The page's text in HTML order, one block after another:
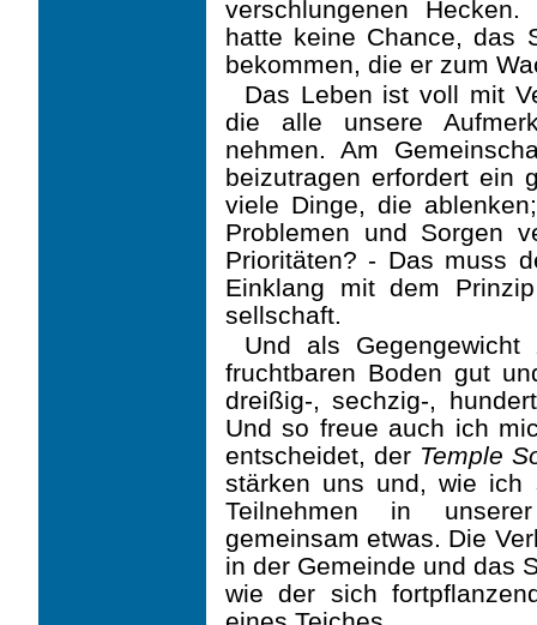
verschlungenen
hatte keine Chance, das
bekommen, die er zum
Das Leben ist voll mit
die alle unsere
nehmen. Am
beizutragen erfordert ein
viele Dinge, die
Problemen und Sorgen
Prioritäten? - Das muss
Einklang mit dem
sellschaft.
Und als
fruchtbaren Boden gut
dreißig-, sechzig-,
Und so freue auch ich
entscheidet, der Temple
stärken uns und, wie ich
Teilnehmen in
gemeinsam etwas. Die
in der Gemeinde und das
wie der sich